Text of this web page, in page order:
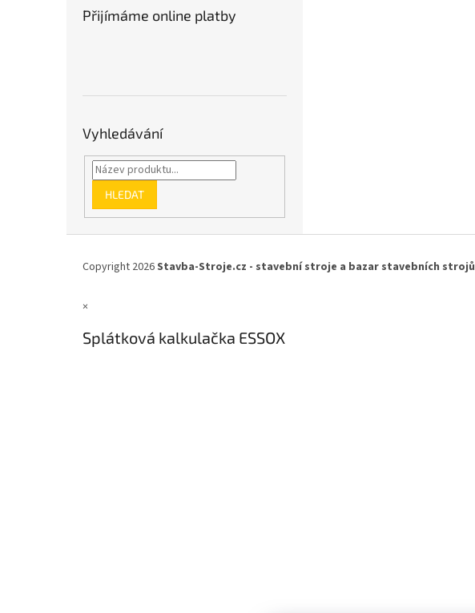
Přijímáme online platby
Vyhledávání
HLEDAT
Copyright 2026Stavba-Stroje.cz - stavební stroje a bazar stavebních strojů
×
Splátková kalkulačka ESSOX